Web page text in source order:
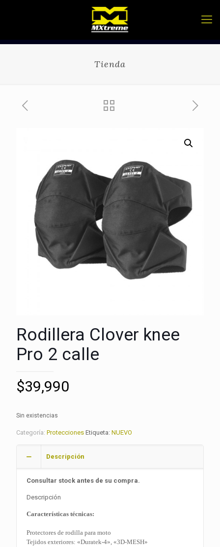
Tienda
Rodillera Clover knee
Pro 2 calle
$39,990
Sin existencias
Categoría: Protecciones Etiqueta: NUEVO
Descripción
Consultar stock antes de su compra.
Descripción
Características técnicas:
Protectores de rodilla para moto
Tejidos exteriores: «Duratek-4», «3D-MESH»